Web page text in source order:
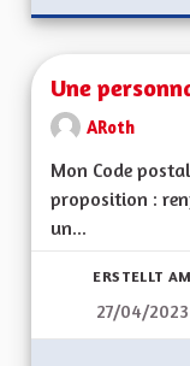
Une
ARoth
Mon Code
proposition :
un...
ERSTELLT AM
27/04/2023